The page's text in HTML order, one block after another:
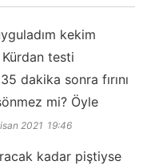
kekim
testi
dakika sonra fırını
mi? Öyle
2021 19:46
kadar piştiyse